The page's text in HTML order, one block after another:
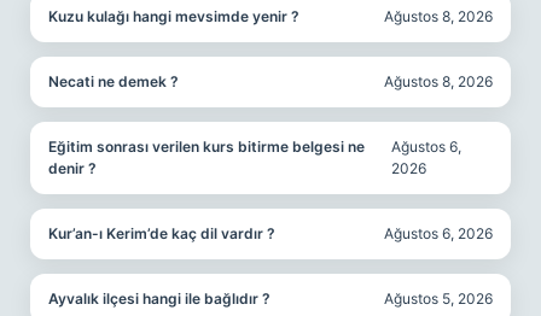
Kuzu kulağı hangi mevsimde yenir ? Ağustos 8, 2026
Necati ne demek ? Ağustos 8, 2026
Eğitim sonrası verilen kurs bitirme belgesi ne
denir ?
Ağustos 6,
2026
Kur’an-ı Kerim’de kaç dil vardır ? Ağustos 6, 2026
Ayvalık ilçesi hangi ile bağlıdır ? Ağustos 5, 2026